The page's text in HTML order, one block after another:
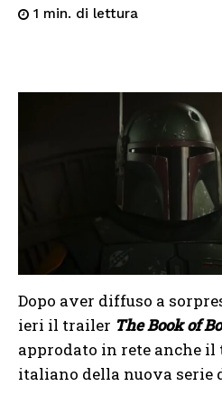
1 min. di lettura
Dopo aver diffuso a
ieri il trailer The Book of
approdato in rete anche
italiano della nuova serie